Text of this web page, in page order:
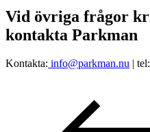
Vid övriga frågor
kontakta Parkman
Kontakta: info@parkman.nu |